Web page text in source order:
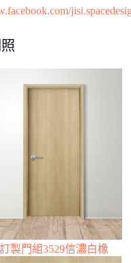
訂製門組3529信濃白橡